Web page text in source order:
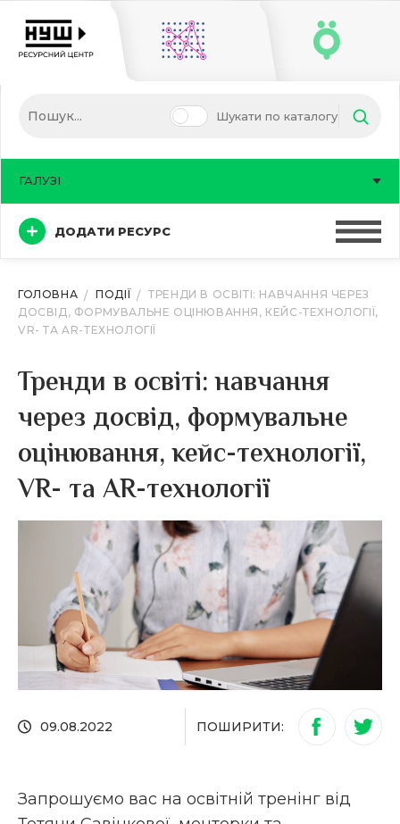
Шукати по каталогу
ДОДАТИ РЕСУРС
ГАЛУЗІ
ГОЛОВНА ПОДІЇ
ТРЕНДИ В ОСВІТІ: НАВЧАННЯ ЧЕРЕЗ
ДОСВІД, ФОРМУВАЛЬНЕ ОЦІНЮВАННЯ, КЕЙС-ТЕХНОЛОГІЇ,
VR- ТА AR-ТЕХНОЛОГІЇ
Тренди в освіті: навчання
через досвід, формувальне
оцінювання, кейс-технології,
VR- та AR-технології
09.08.2022 ПОШИРИТИ:
Запрошуємо вас на освітній тренінг від